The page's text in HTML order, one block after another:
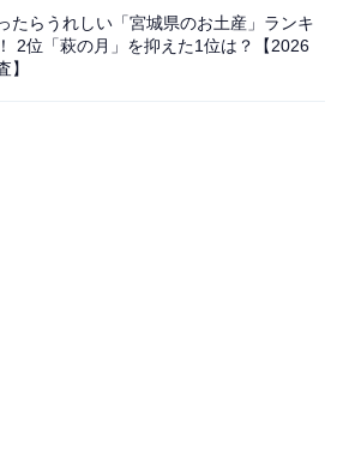
たらうれしい「宮城県のお土産」ランキ
2位「萩の月」を抑えた1位は？【2026
】